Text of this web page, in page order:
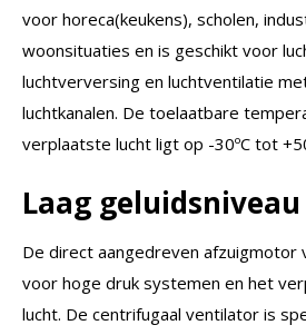
voor horeca(keukens), scholen,
woonsituaties en is geschikt voor
luchtverversing en luchtventilatie
luchtkanalen. De toelaatbare
verplaatste lucht ligt op -30ºC tot
Laag geluidsniveau
De direct aangedreven afzuigmotor
voor hoge druk systemen en het
lucht. De centrifugaal ventilator is